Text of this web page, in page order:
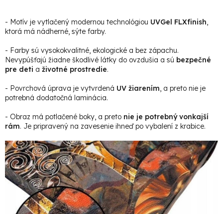
- Motív je vytlačený modernou technológiou UVGel FLXfinish,
ktorá má nádherné, sýte farby.
- Farby sú vysokokvalitné, ekologické a bez zápachu.
Nevypúšťajú žiadne škodlivé látky do ovzdušia a sú bezpečné
pre deti a životné prostredie.
- Povrchová úprava je vytvrdená UV žiarením, a preto nie je
potrebná dodatočná laminácia.
- Obraz má potlačené boky, a preto nie je potrebný vonkajší
rám. Je pripravený na zavesenie ihneď po vybalení z krabice.